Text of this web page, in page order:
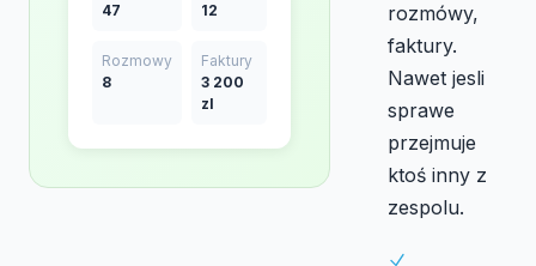
47
12
Rozmowy
8
Faktury
3 200
zl
rozmówy,
faktury.
Nawet jesli
sprawe
przejmuje
ktoś inny z
zespolu.